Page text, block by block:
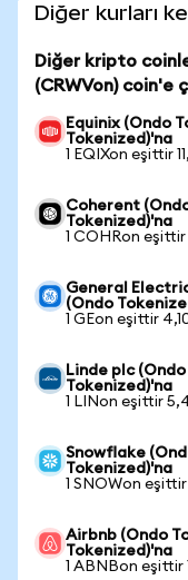
Diğer kurları
Diğer kripto
(CRWVon) coin'e
Equinix (Ondo
Tokenized)'na
1 EQIXon eşittir
Coherent
Tokenized)'na
1 COHRon eşittir
General
(Ondo
1 GEon eşittir
Linde plc
Tokenized)'na
1 LINon eşittir
Snowflake
Tokenized)'na
1 SNOWon
Airbnb (Ondo
Tokenized)'na
1 ABNBon eşittir